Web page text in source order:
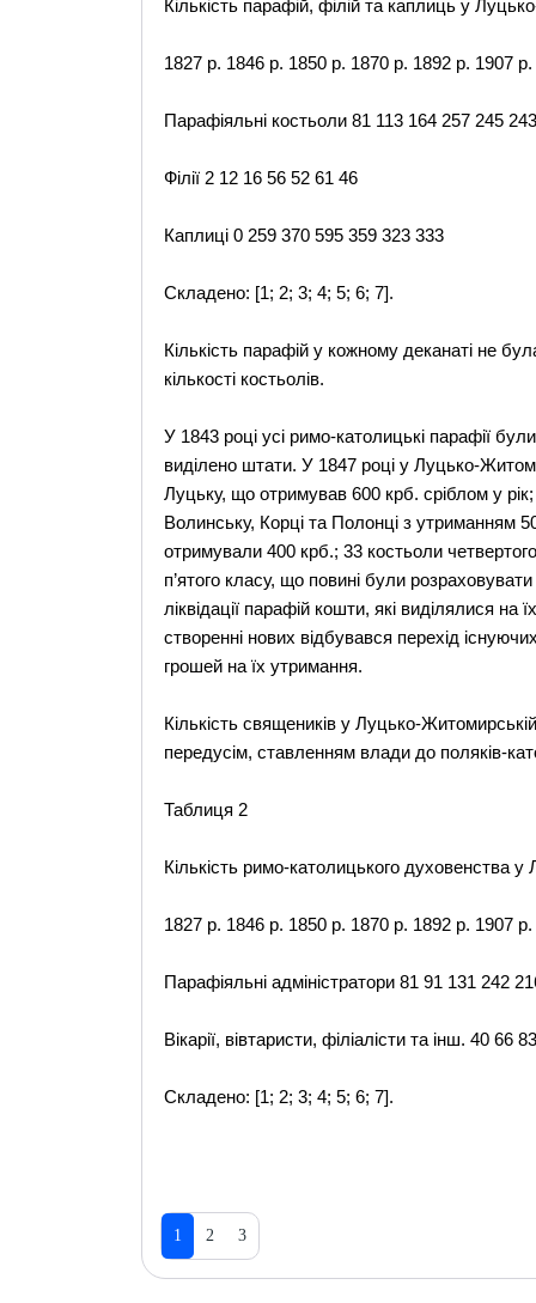
Кількість парафій, філій та каплиць у
1827 р. 1846 р. 1850 р. 1870 р. 1892 р. 1907
Парафіяльні костьоли 81 113 164 257 245
Філії 2 12 16 56 52 61 46
Каплиці 0 259 370 595 359 323 333
Складено: [1; 2; 3; 4; 5; 6; 7].
Кількість парафій у кожному деканаті не
кількості костьолів.
У 1843 році усі римо-католицькі парафії
виділено штати. У 1847 році у Луцько-
Луцьку, що отримував 600 крб. сріблом у
Волинську, Корці та Полонці з утриманням
отримували 400 крб.; 33 костьоли
п’ятого класу, що повині були
ліквідації парафій кошти, які виділялися
створенні нових відбувався перехід
грошей на їх утримання.
Кількість священиків у Луцько-
передусім, ставленням влади до поляків-
Таблиця 2
Кількість римо-католицького духовенства
1827 р. 1846 р. 1850 р. 1870 р. 1892 р. 1907
Парафіяльні адміністратори 81 91 131 242
Вікарії, вівтаристи, філіалісти та інш. 40 66
Складено: [1; 2; 3; 4; 5; 6; 7].
1 2 3